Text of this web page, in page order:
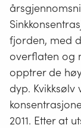
fjorden, med
overflaten og
opptrer de
dyp.
2011. Etter at